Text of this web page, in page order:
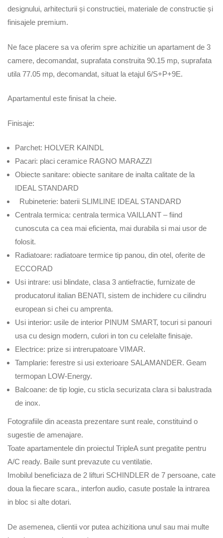
designului, arhitecturii și constructiei, materiale de constructie și
finisajele premium.
Ne face placere sa va oferim spre achizitie un apartament de 3
camere, decomandat, suprafata construita 90.15 mp, suprafata
utila 77.05 mp, decomandat, situat la etajul 6/S+P+9E.
Apartamentul este finisat la cheie.
Finisaje:
Parchet: HOLVER KAINDL
Pacari: placi ceramice RAGNO MARAZZI
Obiecte sanitare: obiecte sanitare de inalta calitate de la
IDEAL STANDARD
Rubineterie: baterii SLIMLINE IDEAL STANDARD
Centrala termica: centrala termica VAILLANT – fiind
cunoscuta ca cea mai eficienta, mai durabila si mai usor de
folosit.
Radiatoare: radiatoare termice tip panou, din otel, oferite de
ECCORAD
Usi intrare: usi blindate, clasa 3 antiefractie, furnizate de
producatorul italian BENATI, sistem de inchidere cu cilindru
european si chei cu amprenta.
Usi interior: usile de interior PINUM SMART, tocuri si panouri
usa cu design modern, culori in ton cu celelalte finisaje.
Electrice: prize si intrerupatoare VIMAR.
Tamplarie: ferestre si usi exterioare SALAMANDER. Geam
termopan LOW-Energy.
Balcoane: de tip logie, cu sticla securizata clara si balustrada
de inox.
Fotografiile din aceasta prezentare sunt reale, constituind o
sugestie de amenajare.
Toate apartamentele din proiectul TripleA sunt pregatite pentru
A/C ready. Baile sunt prevazute cu ventilatie.
Imobilul beneficiaza de 2 lifturi SCHINDLER de 7 persoane, cate
doua la fiecare scara., interfon audio, casute postale la intrarea
in bloc si alte dotari.
De asemenea, clientii vor putea achizitiona unul sau mai multe